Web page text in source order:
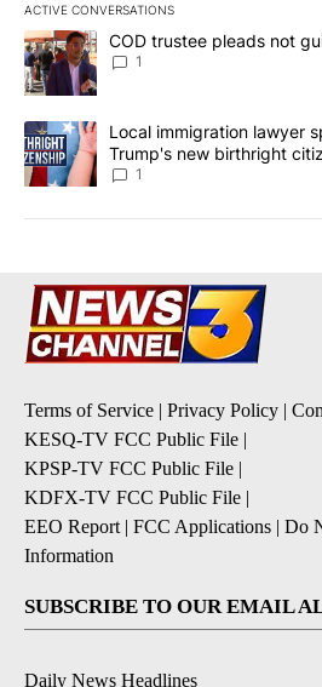
ACTIVE CONVERSATIONS
The following is a list of the most
A trending article titled "COD
COD trustee pleads not
1
A trending article titled "Local
Local immigration lawyer
Trump's new birthright
1
Terms of Service | Privacy Policy |
KESQ-TV FCC Public File |
KPSP-TV FCC Public File |
KDFX-TV FCC Public File |
EEO Report | FCC Applications | Do
Information
SUBSCRIBE TO OUR EMAIL
Daily News Headlines